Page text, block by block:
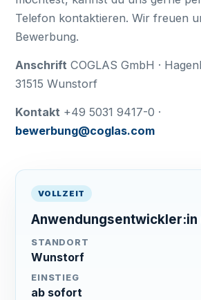
Telefon kontaktieren. Wir freuen
Bewerbung.
Anschrift COGLAS GmbH ·
31515 Wunstorf
Kontakt +49 5031 9417-0 ·
bewerbung@coglas.com
VOLLZEIT
STANDORT
Wunstorf
EINSTIEG
ab sofort